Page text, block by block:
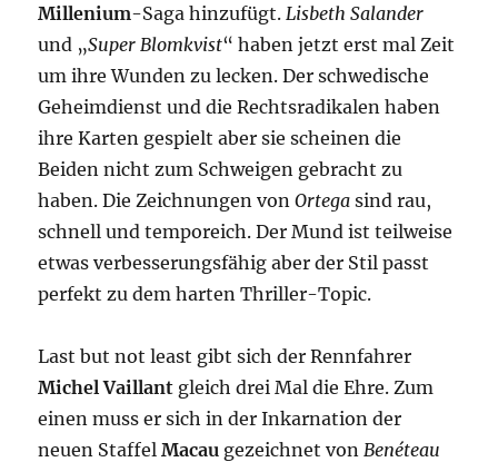
Millenium-Saga hinzufügt. Lisbeth Salander
und „Super Blomkvist“ haben jetzt erst mal Zeit
um ihre Wunden zu lecken. Der schwedische
Geheimdienst und die Rechtsradikalen haben
ihre Karten gespielt aber sie scheinen die
Beiden nicht zum Schweigen gebracht zu
haben. Die Zeichnungen vonOrtega sind rau,
schnell und temporeich. Der Mund ist teilweise
etwas verbesserungsfähig aber der Stil passt
perfekt zu dem harten Thriller-Topic.
Last but not least gibt sich der Rennfahrer
Michel Vaillant gleich drei Mal die Ehre. Zum
einen muss er sich in der Inkarnation der
neuen StaffelMacau gezeichnet von Benéteau